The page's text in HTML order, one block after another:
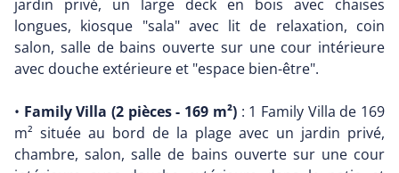
jardin privé, un large deck en bois avec chaises
longues, kiosque "sala" avec lit de relaxation, coin
salon, salle de bains ouverte sur une cour intérieure
avec douche extérieure et "espace bien-être".
• Family Villa (2 pièces - 169 m²): 1 Family Villa de 169
m² située au bord de la plage avec un jardin privé,
chambre, salon, salle de bains ouverte sur une cour